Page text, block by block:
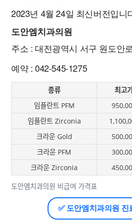
2023년 4월 24일 최신버전입니
도안엠치과의원
주소 : 대전광역시 서구 원도안로
예약 : 042-545-1275
도안엠치과의원 비급여 가격표
종류 최고
임플란트 PFM
임플란트 Zirconia
크라운 Gold
크라운 PFM
크라운 Zirconia
✅ 도안엠치과의원 진